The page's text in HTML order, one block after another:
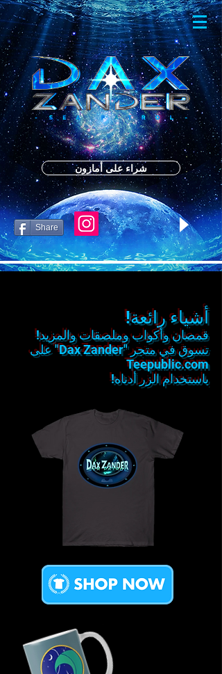
شراء على أمازون
Share
أشياء رائعة!
قمصان وأكواب وملصقات والمزيد!
تسوق في متجر "Dax Zander" على
Teepublic.com
باستخدام الزر أدناه!